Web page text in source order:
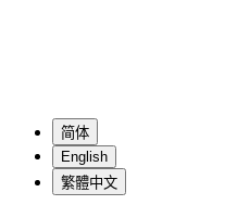
简体
English
繁體中文